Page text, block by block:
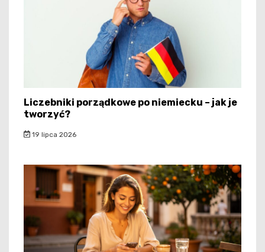
Liczebniki porządkowe po niemiecku – jak je
tworzyć?
19 lipca 2026